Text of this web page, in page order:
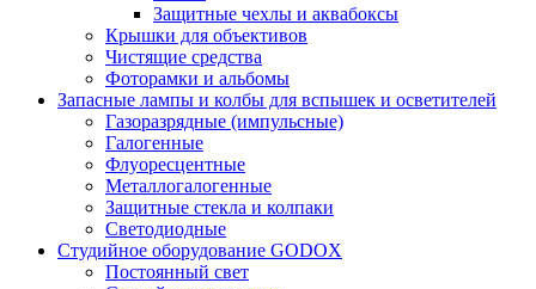
Защитные чехлы и аквабоксы
Крышки для объективов
Чистящие средства
Фоторамки и альбомы
Запасные лампы и колбы для вспышек и осветителей
Газоразрядные (импульсные)
Галогенные
Флуоресцентные
Металлогалогенные
Защитные стекла и колпаки
Светодиодные
Студийное оборудование GODOX
Постоянный свет